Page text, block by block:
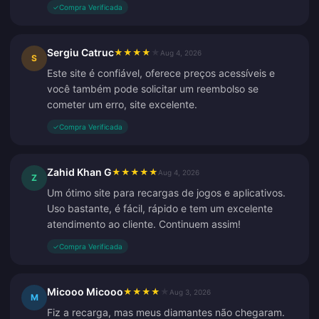
✓Compra Verificada
S Sergiu Catruc★ ★ ★ ★ Aug 4, 2026
Este site é confiável, oferece preços acessíveis e
você também pode solicitar um reembolso se
cometer um erro, site excelente.
✓Compra Verificada
Z Zahid Khan G★ ★ ★ ★ ★ Aug 4, 2026
Um ótimo site para recargas de jogos e aplicativos.
Uso bastante, é fácil, rápido e tem um excelente
atendimento ao cliente. Continuem assim!
✓Compra Verificada
M Micooo Micooo★ ★ ★ ★ Aug 3, 2026
Fiz a recarga, mas meus diamantes não chegaram.